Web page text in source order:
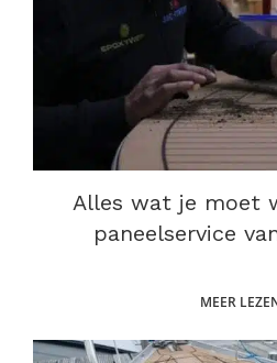
Alles wat je moet
paneelservice
MEER